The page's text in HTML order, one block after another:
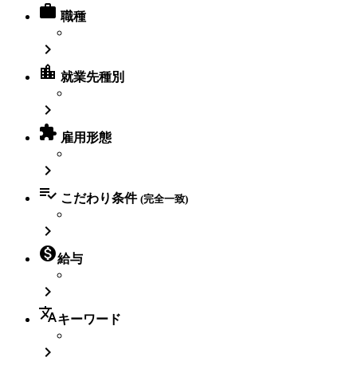
 職種

location_city 就業先種別

 雇用形態

 こだわり条件 (完全一致)

給与

translateキーワード
